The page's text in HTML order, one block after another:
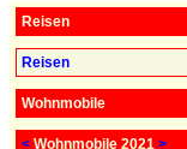
Reisen
Reisen
Wohnmobile
< Wohnmobile 2021 >